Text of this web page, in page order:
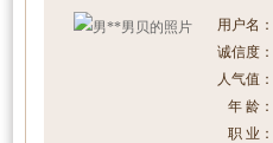
用户名：
诚信度：
人气值：
年 龄：
职 业：